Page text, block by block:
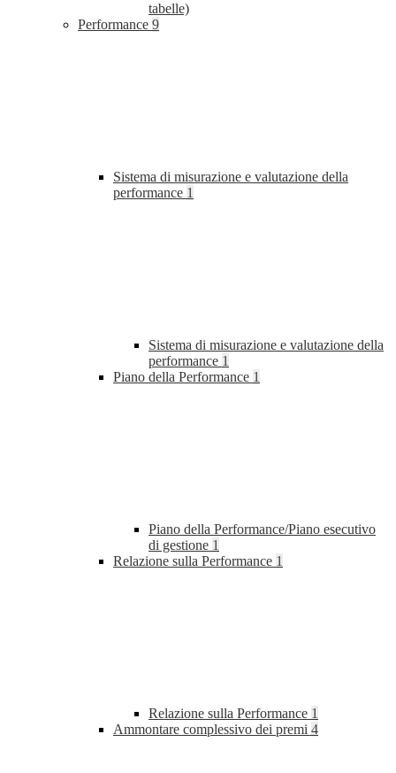
tabelle)
Performance 9
Sistema di misurazione e valutazione della
performance 1
Sistema di misurazione e valutazione della
performance 1
Piano della Performance 1
Piano della Performance/Piano esecutivo
di gestione 1
Relazione sulla Performance 1
Relazione sulla Performance 1
Ammontare complessivo dei premi 4